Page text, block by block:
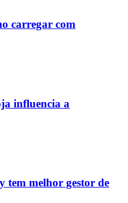
carregar com
influencia a
tem melhor gestor de